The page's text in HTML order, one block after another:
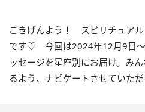
ごきげんよう！ スピリチュアル
です♡ 今回は2024年12月9日〜
ッセージを星座別にお届け。み
るよう、ナビゲートさせていた